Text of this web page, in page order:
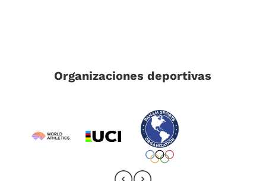
Organizaciones deportivas